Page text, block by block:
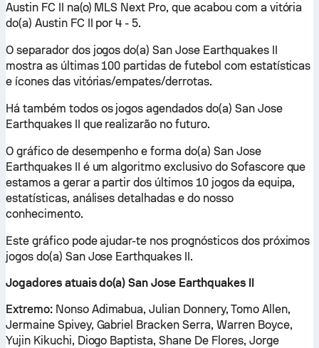
Austin FC II na(o) MLS Next Pro, que acabou com a vitória
do(a) Austin FC II por 4 - 5.
O separador dos jogos do(a) San Jose Earthquakes II
mostra as últimas 100 partidas de futebol com estatísticas
e ícones das vitórias/empates/derrotas.
Há também todos os jogos agendados do(a) San Jose
Earthquakes II que realizarão no futuro.
O gráfico de desempenho e forma do(a) San Jose
Earthquakes II é um algoritmo exclusivo do Sofascore que
estamos a gerar a partir dos últimos 10 jogos da equipa,
estatísticas, análises detalhadas e do nosso
conhecimento.
Este gráfico pode ajudar-te nos prognósticos dos próximos
jogos do(a) San Jose Earthquakes II.
Jogadores atuais do(a) San Jose Earthquakes II
Extremo:Nonso Adimabua, Julian Donnery, Tomo Allen,
Jermaine Spivey, Gabriel Bracken Serra, Warren Boyce,
Yujin Kikuchi, Diogo Baptista, Shane De Flores, Jorge